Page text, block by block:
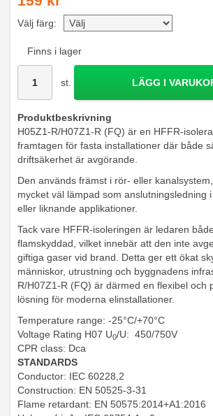
Välj färg:
Finns i lager
st. LÄGG I
Produktbeskrivning
H05Z1-R/H07Z1-R (FQ) är en HFFR-
framtagen för fasta installationer där både
driftsäkerhet är avgörande.
Den används främst i rör- eller
mycket väl lämpad som anslutningsledning
eller liknande applikationer.
Tack vare HFFR-isoleringen är ledaren
flamskyddad, vilket innebär att den inte
giftiga gaser vid brand. Detta ger ett ökat
människor, utrustning och byggnadens
R/H07Z1-R (FQ) är därmed en flexibel och
lösning för moderna elinstallationer.
Temperature range: -25°C/+70°C
Voltage Rating H07 U0/U: 450/750V
CPR class: Dca
STANDARDS
Conductor: IEC 60228,2
Construction: EN 50525-3-31
Flame retardant: EN 50575:2014+A1:2016